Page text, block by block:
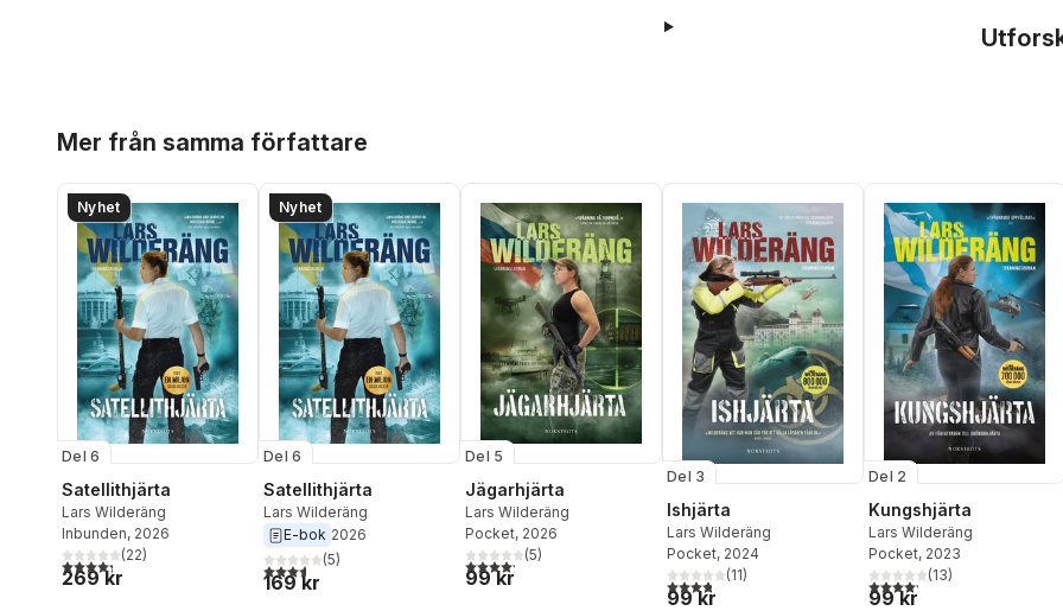
Mer från samma författare
Nyhet
Del 6
Satellithjärta
Lars Wilderäng
Inbunden, 2026
4,3utav 5 stjärnor. Totalt antal röster:
(22)
269 kr
Nyhet
Del 6
Satellithjärta
Lars Wilderäng
E-bok 2026
3,6utav 5 stjärnor. Totalt antal röster:
(5)
169 kr
Del 5
Jägarhjärta
Lars Wilderäng
Pocket, 2026
4,2utav 5 stjärnor. Totalt antal röster:
(5)
99 kr
Del 3
Ishjärta
Lars Wilderäng
Pocket, 2024
3,8utav 5 stjärnor. Totalt antal röster:
(11)
99 kr
Del 2
Kungshjärta
Lars Wilderäng
Pocket, 2023
4,2utav 5 stjärnor. Totalt
(13)
99 kr